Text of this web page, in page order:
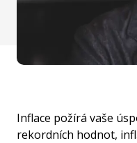
Inflace požírá vaše
rekordních hodnot,